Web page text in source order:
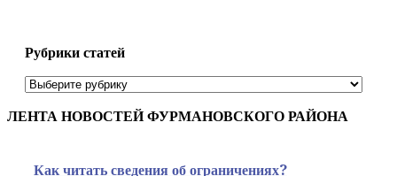
Рубрики статей
Рубрики
статей
ЛЕНТА НОВОСТЕЙ ФУРМАНОВСКОГО РАЙОНА
Как читать сведения об ограничениях?